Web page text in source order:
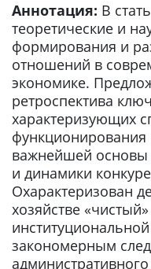
Аннотация: В
теоретические и
формирования и
отношений в
экономике.
ретроспектива
характеризующих
функционирования
важнейшей основы
и динамики
Охарактеризован
хозяйстве
закономерным